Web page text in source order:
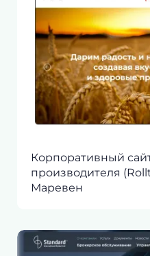
Корпоративный
производителя
Маревен